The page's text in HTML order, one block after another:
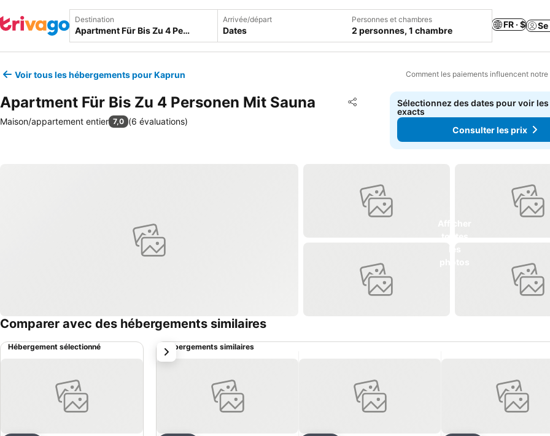
Destination Arrivée/départ
Dates
Personnes et chambres
2 personnes, 1 chambre
FR · $
Voir tous les hébergements pour Kaprun Comment les paiements influencent
Apartment Für Bis Zu 4 Personen Mit Sauna Partager
Ajouter à mes favoris
Maison/appartement entier 7,0 (6 évaluations)
Sélectionnez des dates pour voir
exacts
Consulter les prix
Comparer avec des hébergements similaires
Hébergement sélectionné Hébergements similaires
suivant